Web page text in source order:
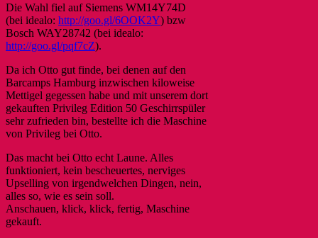
Die Wahl fiel auf Siemens WM14Y74D
(bei idealo: http://goo.gl/6OOK2Y) bzw
Bosch WAY28742 (bei idealo:
http://goo.gl/pqf7cZ).
Da ich Otto gut finde, bei denen auf den
Barcamps Hamburg inzwischen kiloweise
Mettigel gegessen habe und mit unserem dort
gekauften Privileg Edition 50 Geschirrspüler
sehr zufrieden bin, bestellte ich die Maschine
von Privileg bei Otto.
Das macht bei Otto echt Laune. Alles
funktioniert, kein bescheuertes, nerviges
Upselling von irgendwelchen Dingen, nein,
alles so, wie es sein soll.
Anschauen, klick, klick, fertig, Maschine
gekauft.